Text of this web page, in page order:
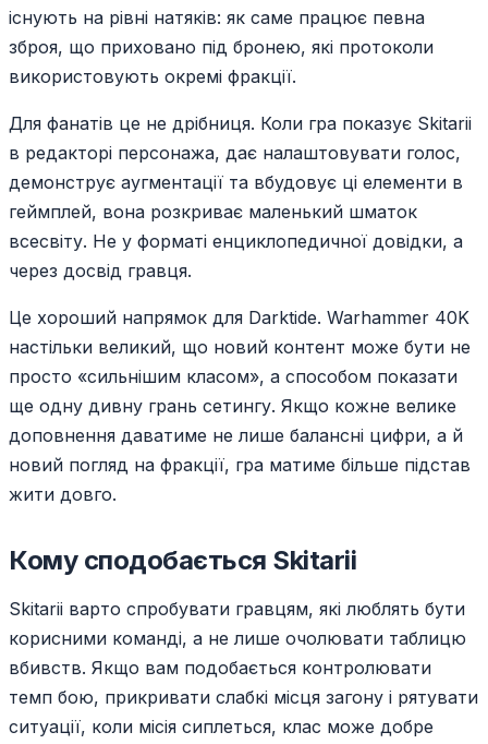
існують на рівні натяків: як саме працює певна
зброя, що приховано під бронею, які протоколи
використовують окремі фракції.
Для фанатів це не дрібниця. Коли гра показує Skitarii
в редакторі персонажа, дає налаштовувати голос,
демонструє аугментації та вбудовує ці елементи в
геймплей, вона розкриває маленький шматок
всесвіту. Не у форматі енциклопедичної довідки, а
через досвід гравця.
Це хороший напрямок для Darktide. Warhammer 40K
настільки великий, що новий контент може бути не
просто «сильнішим класом», а способом показати
ще одну дивну грань сетингу. Якщо кожне велике
доповнення даватиме не лише балансні цифри, а й
новий погляд на фракції, гра матиме більше підстав
жити довго.
Кому сподобається Skitarii
Skitarii варто спробувати гравцям, які люблять бути
корисними команді, а не лише очолювати таблицю
вбивств. Якщо вам подобається контролювати
темп бою, прикривати слабкі місця загону і рятувати
ситуації, коли місія сиплеться, клас може добре